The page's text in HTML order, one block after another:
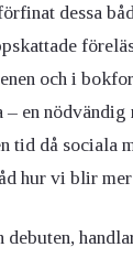
dessa
och i
– en
tid då sociala
hur vi blir